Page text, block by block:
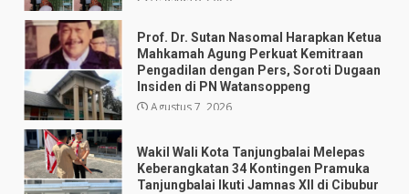
Prof. Dr. Sutan Nasomal Harapkan Ketua
Mahkamah Agung Perkuat Kemitraan
Pengadilan dengan Pers, Soroti Dugaan
Insiden di PN Watansoppeng
Agustus 7, 2026
Wakil Wali Kota Tanjungbalai Melepas
Keberangkatan 34 Kontingen Pramuka
Tanjungbalai Ikuti Jamnas XII di Cibubur